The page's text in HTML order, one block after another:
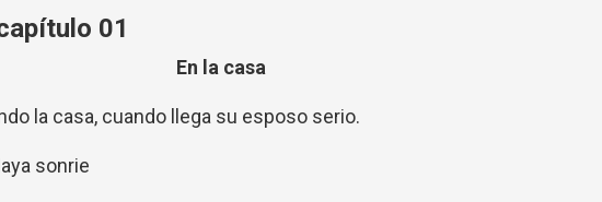
01
En la casa
la casa, cuando llega su esposo serio.
sonrie